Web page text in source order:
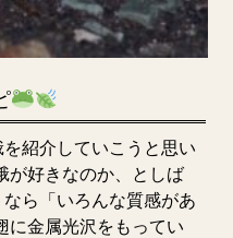
紹介していこうと思い
が好きなのか、としば
ら「いろんな質感があ
に金属光沢をもってい